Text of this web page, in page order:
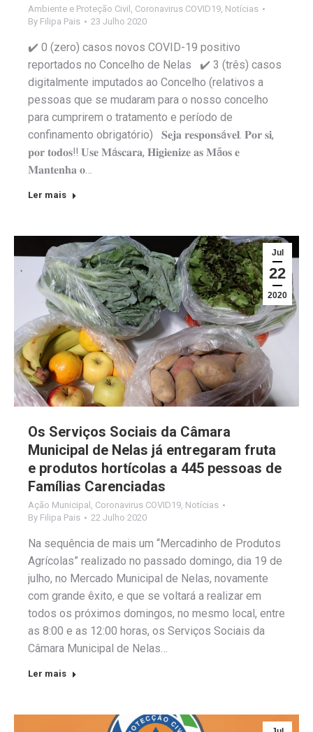
Ambiente e Proteção Civil , Coronavirus COVID19, Notícias
By Filipa Pais 23 Julho 2020
✔️ 0 (zero) casos novos COVID-19 positivo
reportados no Concelho de Nelas ✔️ 3 (três) casos
digitalmente imputados ao Concelho (relativos a
pessoas que se mudaram para o nosso concelho
para cumprirem o tratamento e período de
confinamento obrigatório) 𝐒𝐞𝐣𝐚 𝐫𝐞𝐬𝐩𝐨𝐧𝐬á𝐯𝐞𝐥. 𝐏𝐨𝐫 𝐬𝐢,
𝐩𝐨𝐫 𝐭𝐨𝐝𝐨𝐬‼️ 𝐔𝐬𝐞 𝐌á𝐬𝐜𝐚𝐫𝐚, 𝐇𝐢𝐠𝐢𝐞𝐧𝐢𝐳𝐞 𝐚𝐬 𝐌ã𝐨𝐬 𝐞
𝐌𝐚𝐧𝐭𝐞𝐧𝐡𝐚 𝐨…
Ler mais
Jul
22
2020
Os Serviços Sociais da Câmara
Municipal de Nelas já entregaram fruta
e produtos hortícolas a 445 pessoas de
Famílias Carenciadas
Ação Municipal , Coronavirus COVID19, Notícias
By Filipa Pais 22 Julho 2020
Na sequência de mais um “Mercadinho de Produtos
Agrícolas” realizado no passado domingo, dia 19 de
julho, no Mercado Municipal de Nelas, novamente
com grande êxito, e que se voltará a realizar em
todos os próximos domingos, no mesmo local, entre
as 8:00 e as 12:00 horas, os Serviços Sociais da
Câmara Municipal de Nelas…
Ler mais